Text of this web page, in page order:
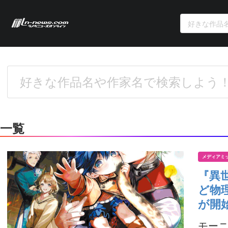
一覧
メディアミ
『
ど物
が開